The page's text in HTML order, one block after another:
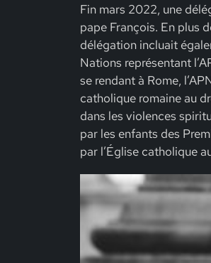
Fin mars 2022, une
pape François. En plus
délégation incluait
Nations représentant
se rendant à Rome,
catholique romaine au
dans les violences
par les enfants des
par l’Église catholique